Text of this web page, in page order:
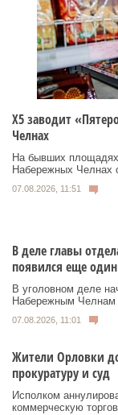
Х5 заводит
Челнах
На бывших
Набережных Челнах
07.08.2026, 11:51
В деле главы
появился еще
В уголовном деле
Набережным Челнам
07.08.2026, 11:01
Жители Орловки
прокуратуру и суд
Исполком
коммерческую